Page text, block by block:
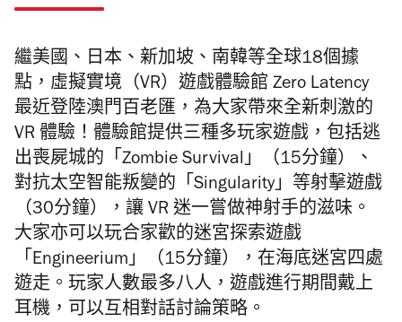
繼美國、日本、新加坡、南韓等全球18個據
點，虛擬實境（VR）遊戲體驗館 Zero Latency
最近登陸澳門百老匯，為大家帶來全新刺激的
VR 體驗！體驗館提供三種多玩家遊戲，包括逃
出喪屍城的「Zombie Survival」（15分鐘）、
對抗太空智能叛變的「Singularity」等射擊遊戲
（30分鐘），讓 VR 迷一嘗做神射手的滋味。
大家亦可以玩合家歡的迷宮探索遊戲
「Engineerium」（15分鐘），在海底迷宮四處
遊走。玩家人數最多八人，遊戲進行期間戴上
耳機，可以互相對話討論策略。